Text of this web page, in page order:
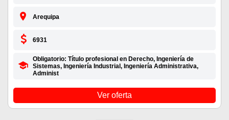
Arequipa
6931
Obligatorio: Título profesional en Derecho, Ingeniería de
Sistemas, Ingeniería Industrial, Ingeniería Administrativa,
Administ
Ver oferta